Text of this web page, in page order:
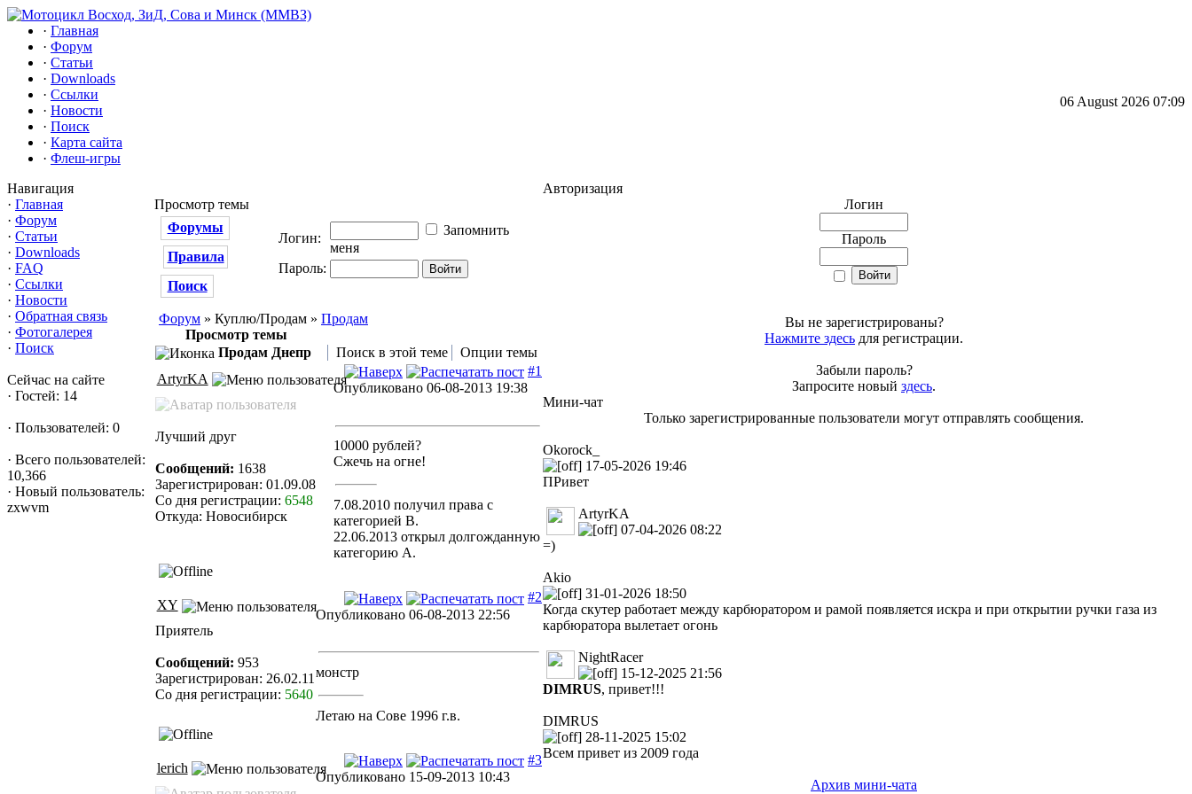
· Главная
· Форум
· Статьи
· Downloads
· Ссылки
· Новости
· Поиск
· Карта сайта
· Флеш-игры
06 August 2026 07:09
Навигация
· Главная
· Форум
· Статьи
· Downloads
· FAQ
· Ссылки
· Новости
· Обратная связь
· Фотогалерея
· Поиск
Сейчас на сайте
· Гостей: 14
· Пользователей: 0
· Всего пользователей:
10,366
· Новый пользователь:
zxwvm
Просмотр темы
Форумы
Правила
Поиск
Логин:
Запомнить
меня
Пароль:
Форум » Куплю/Продам » Продам
Просмотр темы
Поиск в этой теме
Опции темы
Продам Днепр
ArtyrKA
#1
Опубликовано 06-08-2013 19:38
Лучший друг
Сообщений: 1638
Зарегистрирован: 01.09.08
Со дня регистрации: 6548
Откуда: Новосибирск
10000 рублей?
Сжечь на огне!
7.08.2010 получил права с
категорией В.
22.06.2013 открыл долгожданную
категорию А.
XY
#2
Опубликовано 06-08-2013 22:56
Приятель
Сообщений: 953
Зарегистрирован: 26.02.11
Со дня регистрации: 5640
монстр
Летаю на Сове 1996 г.в.
lerich
#3
Опубликовано 15-09-2013 10:43
Авторизация
Логин
Пароль
Вы не зарегистрированы?
Нажмите здесь для регистрации.
Забыли пароль?
Запросите новый здесь.
Мини-чат
Только зарегистрированные пользователи могут отправлять сообщения.
Okorock_
17-05-2026 19:46
ПРивет
ArtyrKA
07-04-2026 08:22
=)
Akio
31-01-2026 18:50
Когда скутер работает между карбюратором и рамой появляется искра и при открытии ручки газа из
карбюратора вылетает огонь
NightRacer
15-12-2025 21:56
DIMRUS, привет!!!
DIMRUS
28-11-2025 15:02
Всем привет из 2009 года
Архив мини-чата